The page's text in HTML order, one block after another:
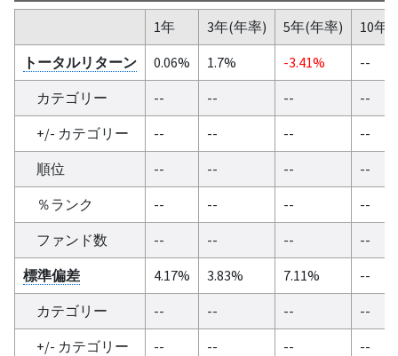
1年 3年(年率) 5年(年率)
10年(
トータルリターン
0.06% 1.7% -3.41%
--
カテゴリー
-- -- --
--
+/- カテゴリー
-- -- --
--
順位
-- -- --
--
％ランク
-- -- --
--
ファンド数
-- -- --
--
標準偏差
4.17% 3.83% 7.11%
--
カテゴリー
-- -- --
--
+/- カテゴリー
-- -- --
--